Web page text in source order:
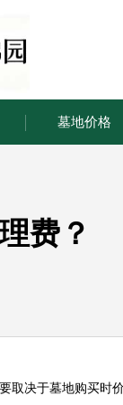
墓地价格
费？
取决于墓地购买时